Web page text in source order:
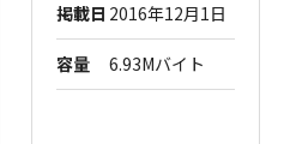
掲載日 2016年12月1日
容量 6.93Mバイト